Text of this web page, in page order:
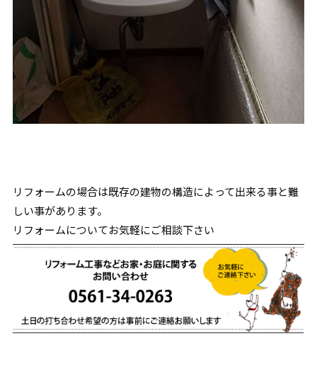
リフォームの場合は既存の建物の構造によって出来る事と難
しい事があります。
リフォームについてお気軽にご相談下さい